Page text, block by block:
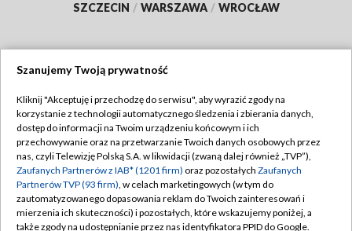
SZCZECIN / WARSZAWA / WROCŁAW
TVP
Abonament TVP
Emisja w TVP
Centrum informacji TVP
Naziemna Telewizja Cyfrowa
Regulamin TVP
Polityka prywatności
Moje zgody
Pomoc
Szanujemy Twoją prywatność
Kliknij "Akceptuję i przechodzę do serwisu", aby wyrazić zgody na
korzystanie z technologii automatycznego śledzenia i zbierania danych,
dostęp do informacji na Twoim urządzeniu końcowym i ich
przechowywanie oraz na przetwarzanie Twoich danych osobowych przez
nas, czyli Telewizję Polską S.A. w likwidacji (zwaną dalej również „TVP”),
Zaufanych Partnerów z IAB* (1201 firm) oraz pozostałych Zaufanych
Partnerów TVP (93 firm), w celach marketingowych (w tym do
zautomatyzowanego dopasowania reklam do Twoich zainteresowań i
mierzenia ich skuteczności) i pozostałych, które wskazujemy poniżej, a
także zgody na udostępnianie przez nas identyfikatora PPID do Google.